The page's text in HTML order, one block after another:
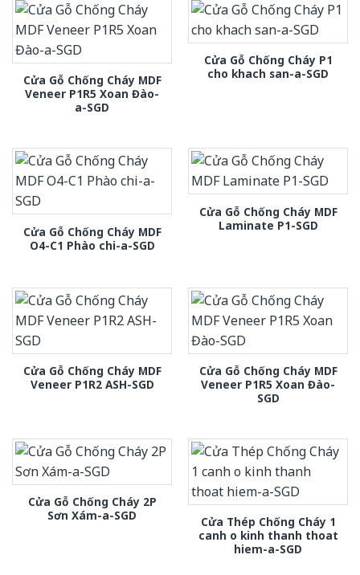
Cửa Gỗ Chống Cháy MDF
Veneer P1R5 Xoan Đào-
a-SGD
Cửa Gỗ Chống Cháy P1
cho khach san-a-SGD
Cửa Gỗ Chống Cháy MDF
O4-C1 Phào chi-a-SGD
Cửa Gỗ Chống Cháy MDF
Laminate P1-SGD
Cửa Gỗ Chống Cháy MDF
Veneer P1R2 ASH-SGD
Cửa Gỗ Chống Cháy MDF
Veneer P1R5 Xoan Đào-
SGD
Cửa Gỗ Chống Cháy 2P
Sơn Xám-a-SGD
Cửa Thép Chống Cháy 1
canh o kinh thanh thoat
hiem-a-SGD